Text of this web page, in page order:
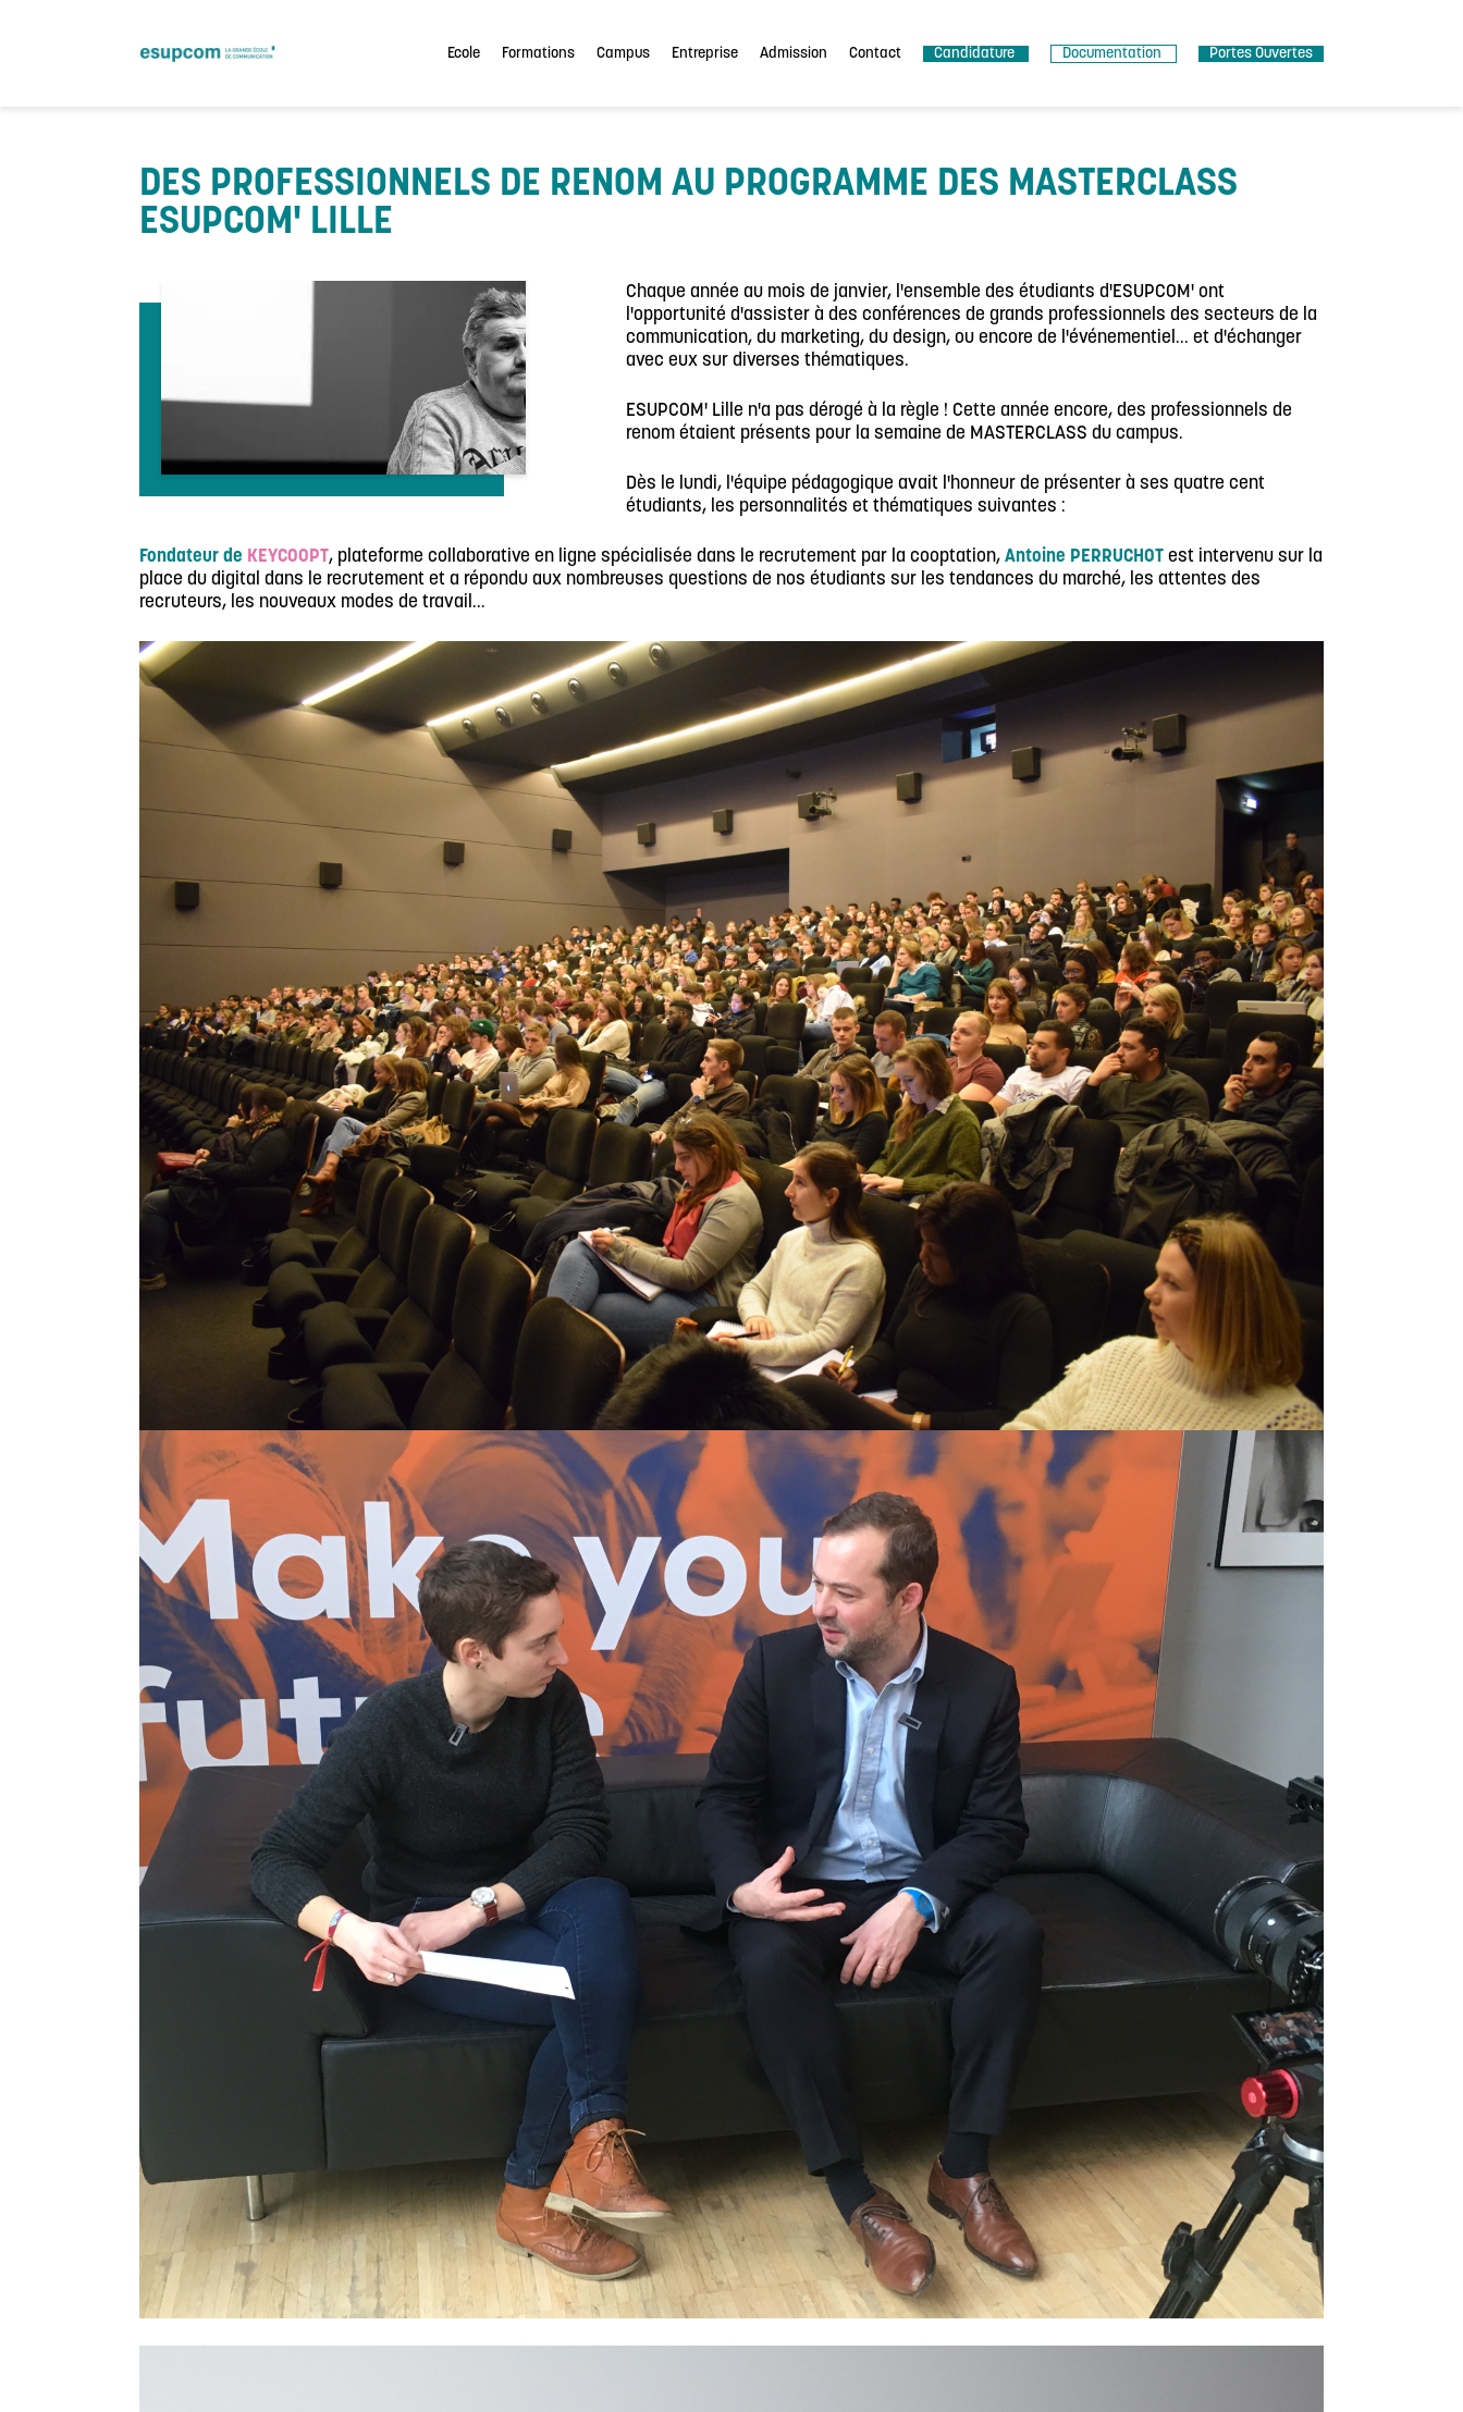
Ecole Formations Campus Entreprise Admission Contact Candidature Documentation Portes Ouvertes
DES PROFESSIONNELS DE RENOM AU PROGRAMME DES MASTERCLASS
ESUPCOM' LILLE
Chaque année au mois de janvier, l'ensemble des étudiants d'ESUPCOM' ont
l'opportunité d'assister à des conférences de grands professionnels des secteurs de la
communication, du marketing, du design, ou encore de l'événementiel... et d'échanger
avec eux sur diverses thématiques.
ESUPCOM' Lille n'a pas dérogé à la règle ! Cette année encore, des professionnels de
renom étaient présents pour la semaine de MASTERCLASS du campus.
Dès le lundi, l'équipe pédagogique avait l'honneur de présenter à ses quatre cent
étudiants, les personnalités et thématiques suivantes :
Fondateur de KEYCOOPT, plateforme collaborative en ligne spécialisée dans le recrutement par la cooptation, Antoine PERRUCHOT est intervenu sur la
place du digital dans le recrutement et a répondu aux nombreuses questions de nos étudiants sur les tendances du marché, les attentes des
recruteurs, les nouveaux modes de travail...